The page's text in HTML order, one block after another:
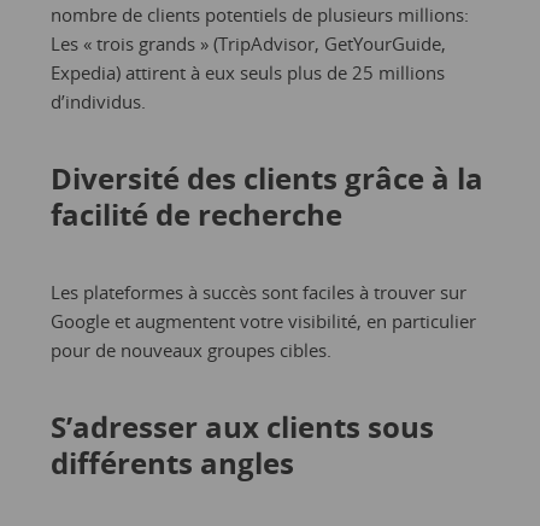
nombre de clients potentiels de plusieurs millions:
Les « trois grands » (TripAdvisor, GetYourGuide,
Expedia) attirent à eux seuls plus de 25 millions
d’individus.
Diversité des clients grâce à la
facilité de recherche
Les plateformes à succès sont faciles à trouver sur
Google et augmentent votre visibilité, en particulier
pour de nouveaux groupes cibles.
S’adresser aux clients sous
différents angles